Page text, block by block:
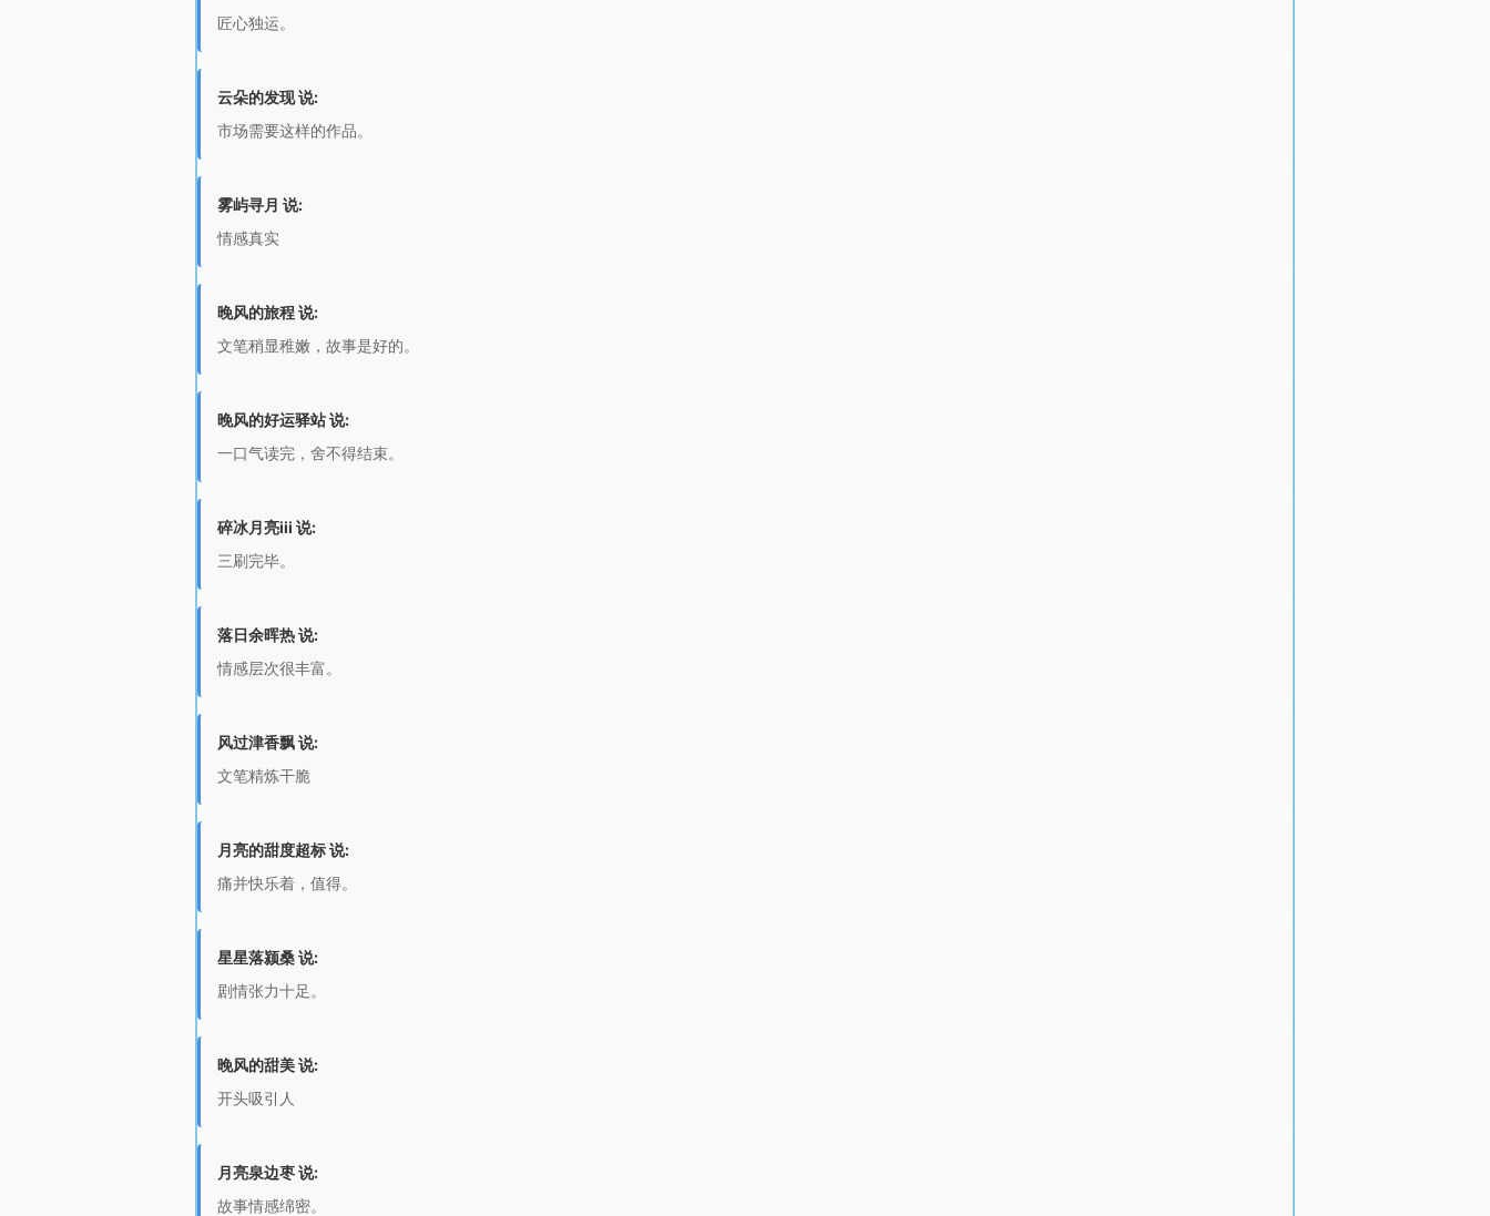
匠心独运。
云朵的发现 说:
市场需要这样的作品。
雾屿寻月 说:
情感真实
晚风的旅程 说:
文笔稍显稚嫩，故事是好的。
晚风的好运驿站 说:
一口气读完，舍不得结束。
碎冰月亮iii 说:
三刷完毕。
落日余晖热 说:
情感层次很丰富。
风过津香飘 说:
文笔精炼干脆
月亮的甜度超标 说:
痛并快乐着，值得。
星星落颍桑 说:
剧情张力十足。
晚风的甜美 说:
开头吸引人
月亮泉边枣 说:
故事情感绵密。